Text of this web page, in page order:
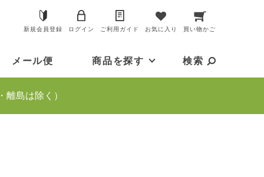
新規会員登録 ログイン ご利用ガイド お気に入り 買い物かご
メール便 商品を探す 検索
島は除く）